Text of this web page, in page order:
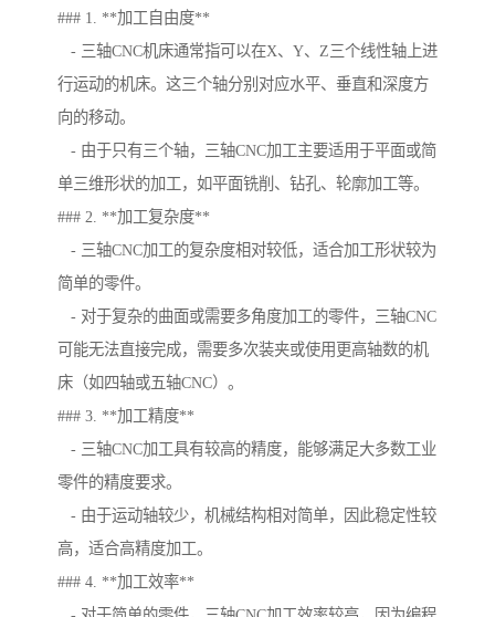
### 1. **加工自由度**
- 三轴CNC机床通常指可以在X、Y、Z三个线性轴上进
行运动的机床。这三个轴分别对应水平、垂直和深度方
向的移动。
- 由于只有三个轴，三轴CNC加工主要适用于平面或简
单三维形状的加工，如平面铣削、钻孔、轮廓加工等。
### 2. **加工复杂度**
- 三轴CNC加工的复杂度相对较低，适合加工形状较为
简单的零件。
- 对于复杂的曲面或需要多角度加工的零件，三轴CNC
可能无法直接完成，需要多次装夹或使用更高轴数的机
床（如四轴或五轴CNC）。
### 3. **加工精度**
- 三轴CNC加工具有较高的精度，能够满足大多数工业
零件的精度要求。
- 由于运动轴较少，机械结构相对简单，因此稳定性较
高，适合高精度加工。
### 4. **加工效率**